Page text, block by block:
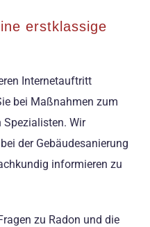
erstklassige
Internetauftritt
bei Maßnahmen zum
Spezialisten. Wir
der Gebäudesanierung
informieren zu
zu Radon und die